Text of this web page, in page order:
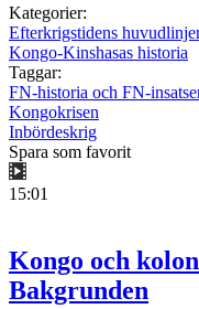
Kategorier:
Efterkrigstidens
Kongo-Kinshasas historia
Taggar:
FN-historia och FN-
Kongokrisen
Inbördeskrig
Spara som favorit
15:01
Kongo och
Bakgrunden